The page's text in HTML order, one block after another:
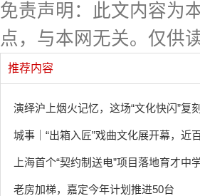
免责声明：此文内容为
点，与本网无关。仅供
推荐内容
演绎沪上烟火记忆，这场“文化快闪”复
城事｜“出箱入匠”戏曲文化展开幕，近
上海首个“契约制送电”项目落地育才中
老房加梯，嘉定今年计划推进50台